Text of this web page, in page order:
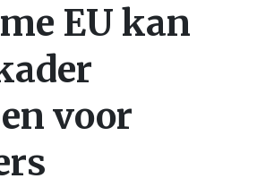
EU kan
voor